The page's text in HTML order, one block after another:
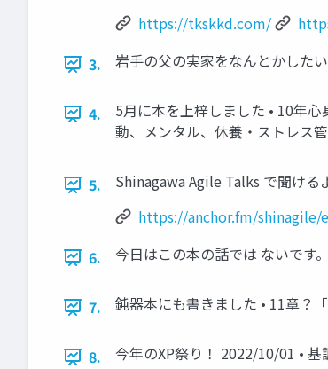
https://tkskkd.com/
3.
岩手の父の実家をなんとかした
4.
5月に本を上梓しました • 10年
動、メンタル、休養・ストレス
5.
Shinagawa Agile Talks で聞け
https://anchor.fm/shinagile/
6.
今日はこの本の話では ないです
7. 鈍器本にも書きました • 11章？
8. 今年のXP祭り！ 2022/10/01 •